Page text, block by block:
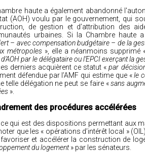
haute a également abandonné
(AOH) voulu par le gouvernement, qui
de gestion et d’attribution des
urbaines. Si la Chambre haute
– avec compensation budgétaire – de la
métropoles », elle a néanmoins supprimé
par le délégataire ou l’EPCI exerçant la
derniers acquièrent ce statut «par
défendue par l’AMF qui estime que «le
telle délégation ne peut se faire «sans
».
des procédures accélérées
qui est des dispositions permettant aux
que les « opérations d’intérêt local »
et accélérer la construction de
du logement» par les sénateurs.